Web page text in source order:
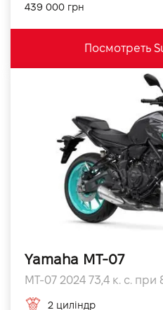
439 000 грн
Посмотреть
Yamaha MT-07
MT-07 2024 73,4 к. с. при
2 циліндр